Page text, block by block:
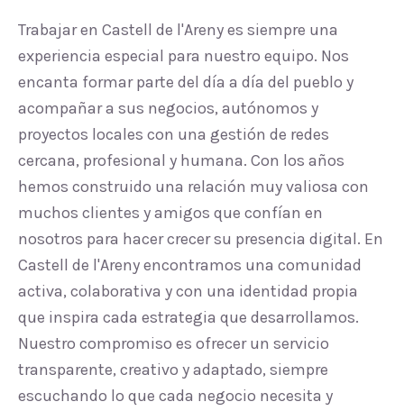
Trabajar en Castell de l'Areny es siempre una
experiencia especial para nuestro equipo. Nos
encanta formar parte del día a día del pueblo y
acompañar a sus negocios, autónomos y
proyectos locales con una gestión de redes
cercana, profesional y humana. Con los años
hemos construido una relación muy valiosa con
muchos clientes y amigos que confían en
nosotros para hacer crecer su presencia digital. En
Castell de l'Areny encontramos una comunidad
activa, colaborativa y con una identidad propia
que inspira cada estrategia que desarrollamos.
Nuestro compromiso es ofrecer un servicio
transparente, creativo y adaptado, siempre
escuchando lo que cada negocio necesita y